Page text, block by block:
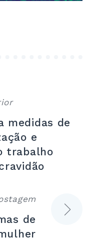
medidas de
e
trabalho
de